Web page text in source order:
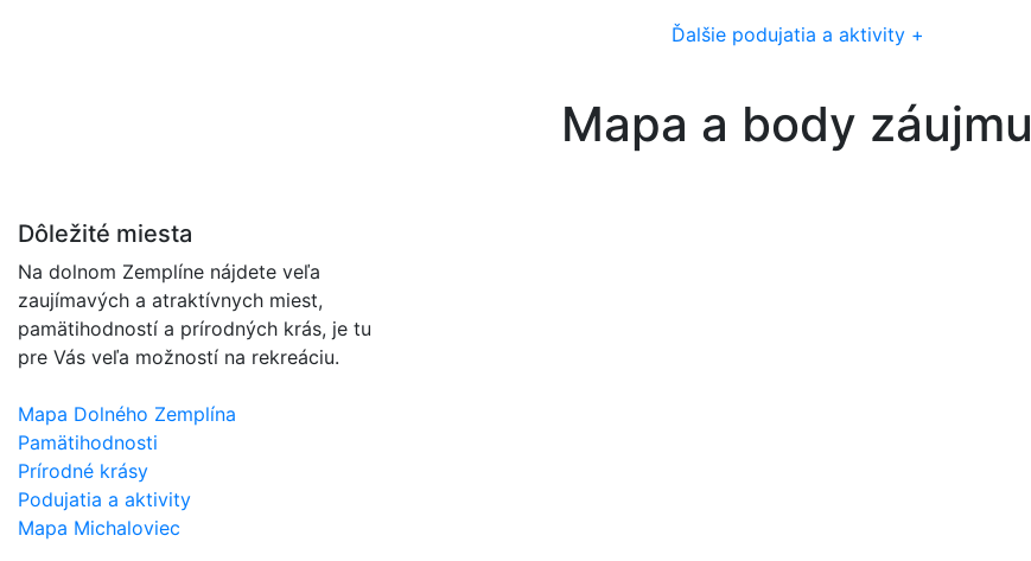
Ďalšie podujatia a aktivity +
Mapa a body záujmu
Dôležité miesta
Na dolnom Zemplíne nájdete veľa
zaujímavých a atraktívnych miest,
pamätihodností a prírodných krás, je tu
pre Vás veľa možností na rekreáciu.
Mapa Dolného Zemplína
Pamätihodnosti
Prírodné krásy
Podujatia a aktivity
Mapa Michaloviec